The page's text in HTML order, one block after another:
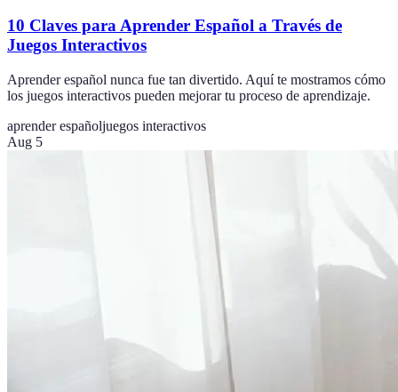
10 Claves para Aprender Español a Través de
Juegos Interactivos
Aprender español nunca fue tan divertido. Aquí te mostramos cómo
los juegos interactivos pueden mejorar tu proceso de aprendizaje.
aprender españoljuegos interactivos
Aug 5